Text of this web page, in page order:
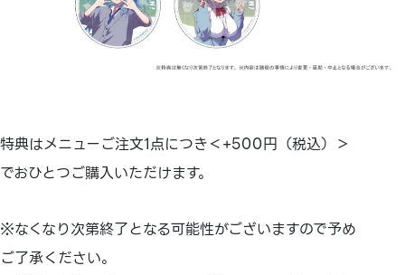
特典はメニューご注文1点につき＜+500円（税込）＞
でおひとつご購入いただけます。
※なくなり次第終了となる可能性がございますので予め
ご了承ください。